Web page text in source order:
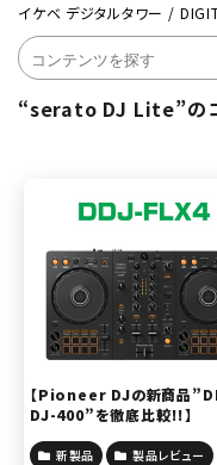
イケベ デジタルタワー /
“serato DJ Lite”の
【Pioneer DJの新商品
DJ-400”を徹底比較!!】
新製品 製品レビュー